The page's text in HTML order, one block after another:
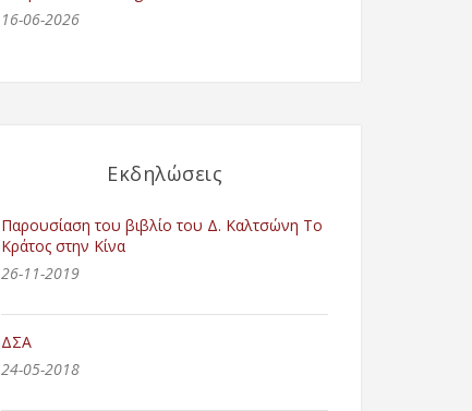
16-06-2026
Εκδηλώσεις
Παρουσίαση του βιβλίο του Δ. Καλτσώνη Το
Κράτος στην Κίνα
26-11-2019
ΔΣΑ
24-05-2018